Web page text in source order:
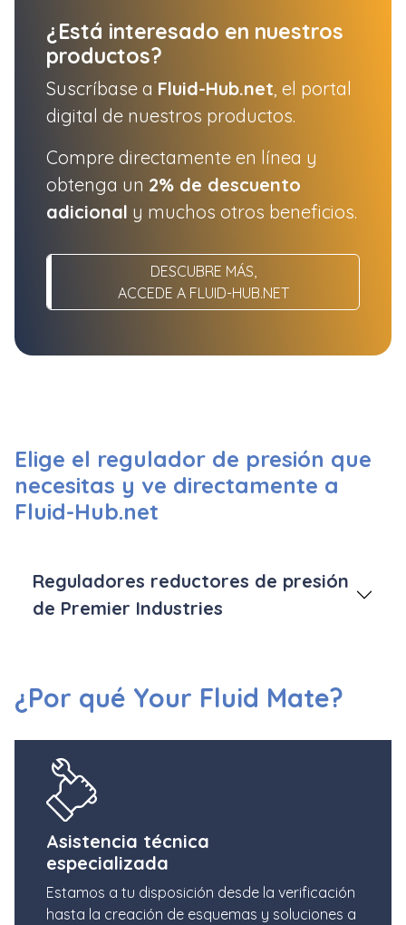
¿Está interesado en nuestros
productos?
Suscríbase a Fluid-Hub.net , el portal
digital de nuestros productos.
Compre directamente en línea y
obtenga un 2% de descuento
adicional y muchos otros beneficios.
DESCUBRE MÁS,
ACCEDE A FLUID-HUB.NET
Elige el regulador de presión que
necesitas y ve directamente a
Fluid-Hub.net
Reguladores reductores de presión
de Premier Industries
¿Por qué Your Fluid Mate?
Asistencia técnica
especializada
Estamos a tu disposición desde la verificación
hasta la creación de esquemas y soluciones a